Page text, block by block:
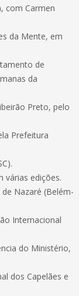
com Carmen
da Mente, em
de
da
Preto, pelo
Prefeitura
várias edições.
Nazaré (Belém-
Internacional
do Ministério,
dos Capelães e